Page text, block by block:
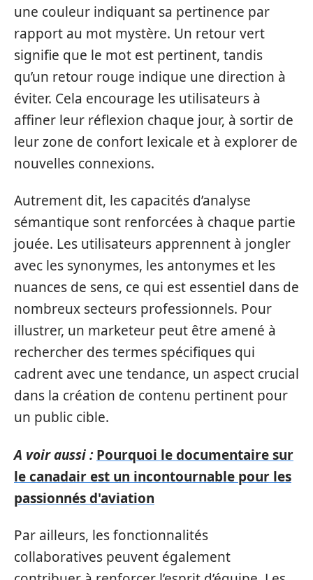
une couleur indiquant sa pertinence par
rapport au mot mystère. Un retour vert
signifie que le mot est pertinent, tandis
qu’un retour rouge indique une direction à
éviter. Cela encourage les utilisateurs à
affiner leur réflexion chaque jour, à sortir de
leur zone de confort lexicale et à explorer de
nouvelles connexions.
Autrement dit, les capacités d’analyse
sémantique sont renforcées à chaque partie
jouée. Les utilisateurs apprennent à jongler
avec les synonymes, les antonymes et les
nuances de sens, ce qui est essentiel dans de
nombreux secteurs professionnels. Pour
illustrer, un marketeur peut être amené à
rechercher des termes spécifiques qui
cadrent avec une tendance, un aspect crucial
dans la création de contenu pertinent pour
un public cible.
A voir aussi : Pourquoi le documentaire sur
le canadair est un incontournable pour les
passionnés d'aviation
Par ailleurs, les fonctionnalités
collaboratives peuvent également